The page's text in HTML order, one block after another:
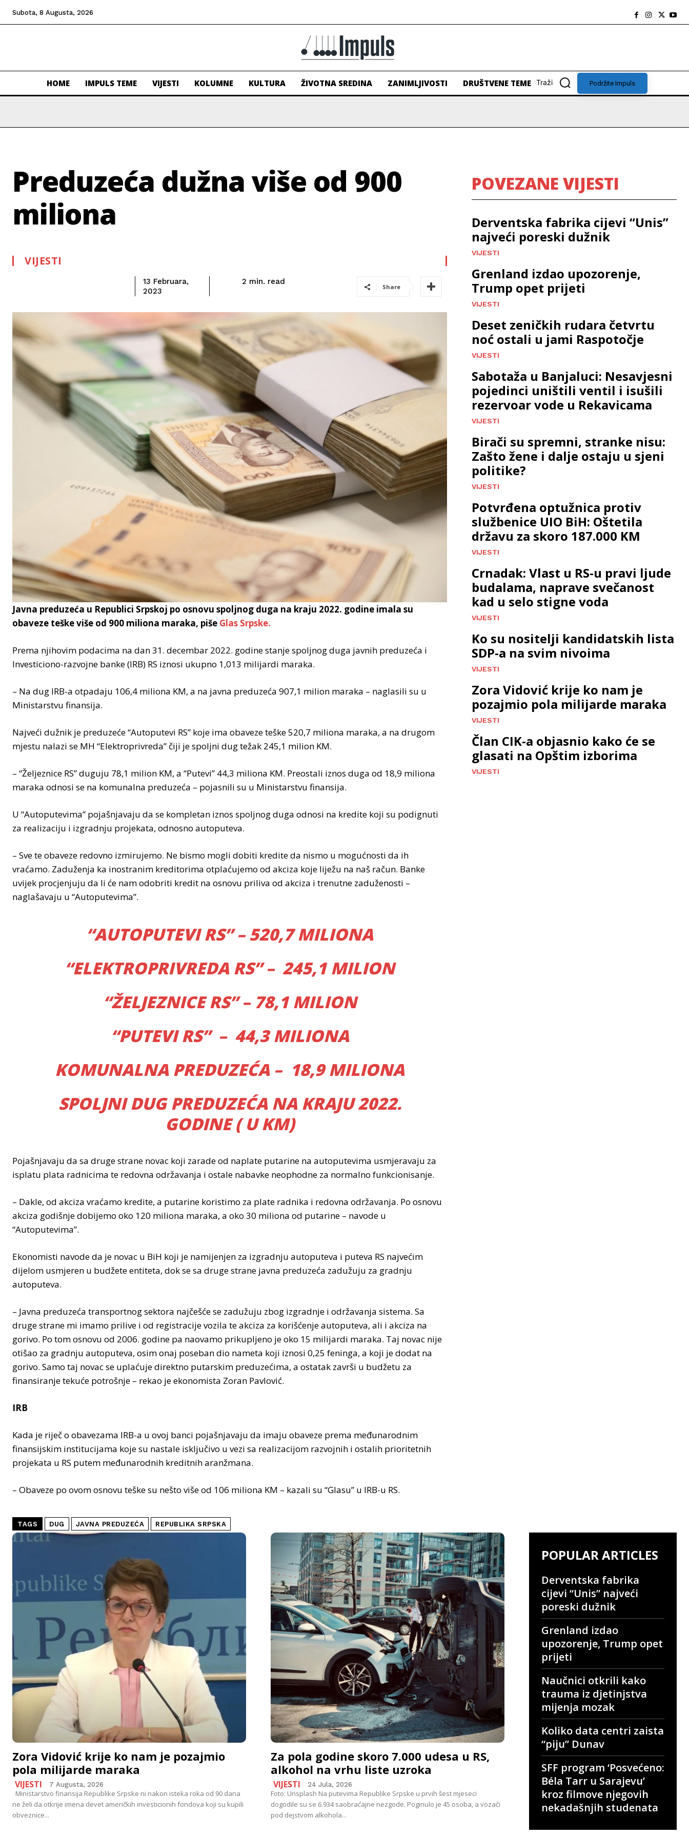
Subota, 8 Augusta, 2026
HOME IMPULS TEME VIJESTI KOLUMNE KULTURA ŽIVOTNA SREDINA ZANIMLJIVOSTI DRUŠTVENE TEME Traži Podržite Impuls
Preduzeća dužna više od 900
miliona
VIJESTI
13 Februara,
2023
2 min. read
Share
Javna preduzeća u Republici Srpskoj po osnovu spoljnog duga na kraju 2022. godine imala su
obaveze teške više od 900 miliona maraka, piše Glas Srpske.
Prema njihovim podacima na dan 31. decembar 2022. godine stanje spoljnog duga javnih preduzeća i
Investiciono-razvojne banke (IRB) RS iznosi ukupno 1,013 milijardi maraka.
– Na dug IRB-a otpadaju 106,4 miliona KM, a na javna preduzeća 907,1 milion maraka – naglasili su u
Ministarstvu finansija.
Najveći dužnik je preduzeće “Autoputevi RS” koje ima obaveze teške 520,7 miliona maraka, a na drugom
mjestu nalazi se MH “Elektroprivreda” čiji je spoljni dug težak 245,1 milion KM.
– “Željeznice RS” duguju 78,1 milion KM, a “Putevi” 44,3 miliona KM. Preostali iznos duga od 18,9 miliona
maraka odnosi se na komunalna preduzeća – pojasnili su u Ministarstvu finansija.
U “Autoputevima” pojašnjavaju da se kompletan iznos spoljnog duga odnosi na kredite koji su podignuti
za realizaciju i izgradnju projekata, odnosno autoputeva.
– Sve te obaveze redovno izmirujemo. Ne bismo mogli dobiti kredite da nismo u mogućnosti da ih
vraćamo. Zaduženja ka inostranim kreditorima otplaćujemo od akciza koje liježu na naš račun. Banke
uvijek procjenjuju da li će nam odobriti kredit na osnovu priliva od akciza i trenutne zaduženosti –
naglašavaju u “Autoputevima”.
“AUTOPUTEVI RS” – 520,7 MILIONA
“ELEKTROPRIVREDA RS” – 245,1 MILION
“ŽELJEZNICE RS” – 78,1 MILION
“PUTEVI RS” – 44,3 MILIONA
KOMUNALNA PREDUZEĆA – 18,9 MILIONA
SPOLJNI DUG PREDUZEĆA NA KRAJU 2022.
GODINE ( U KM)
Pojašnjavaju da sa druge strane novac koji zarade od naplate putarine na autoputevima usmjeravaju za
isplatu plata radnicima te redovna održavanja i ostale nabavke neophodne za normalno funkcionisanje.
– Dakle, od akciza vraćamo kredite, a putarine koristimo za plate radnika i redovna održavanja. Po osnovu
akciza godišnje dobijemo oko 120 miliona maraka, a oko 30 miliona od putarine – navode u
“Autoputevima”.
Ekonomisti navode da je novac u BiH koji je namijenjen za izgradnju autoputeva i puteva RS najvećim
dijelom usmjeren u budžete entiteta, dok se sa druge strane javna preduzeća zadužuju za gradnju
autoputeva.
– Javna preduzeća transportnog sektora najčešće se zadužuju zbog izgradnje i održavanja sistema. Sa
druge strane mi imamo prilive i od registracije vozila te akciza za korišćenje autoputeva, ali i akciza na
gorivo. Po tom osnovu od 2006. godine pa naovamo prikupljeno je oko 15 milijardi maraka. Taj novac nije
otišao za gradnju autoputeva, osim onaj poseban dio nameta koji iznosi 0,25 feninga, a koji je dodat na
gorivo. Samo taj novac se uplaćuje direktno putarskim preduzećima, a ostatak završi u budžetu za
finansiranje tekuće potrošnje – rekao je ekonomista Zoran Pavlović.
IRB
Kada je riječ o obavezama IRB-a u ovoj banci pojašnjavaju da imaju obaveze prema međunarodnim
finansijskim institucijama koje su nastale isključivo u vezi sa realizacijom razvojnih i ostalih prioritetnih
projekata u RS putem međunarodnih kreditnih aranžmana.
– Obaveze po ovom osnovu teške su nešto više od 106 miliona KM – kazali su “Glasu” u IRB-u RS.
TAGS DUG JAVNA PREDUZEĆA REPUBLIKA SRPSKA
POVEZANE VIJESTI
Derventska fabrika cijevi “Unis”
najveći poreski dužnik
VIJESTI
Grenland izdao upozorenje,
Trump opet prijeti
VIJESTI
Deset zeničkih rudara četvrtu
noć ostali u jami Raspotočje
VIJESTI
Sabotaža u Banjaluci: Nesavjesni
pojedinci uništili ventil i isušili
rezervoar vode u Rekavicama
VIJESTI
Birači su spremni, stranke nisu:
Zašto žene i dalje ostaju u sjeni
politike?
VIJESTI
Potvrđena optužnica protiv
službenice UIO BiH: Oštetila
državu za skoro 187.000 KM
VIJESTI
Crnadak: Vlast u RS-u pravi ljude
budalama, naprave svečanost
kad u selo stigne voda
VIJESTI
Ko su nositelji kandidatskih lista
SDP-a na svim nivoima
VIJESTI
Zora Vidović krije ko nam je
pozajmio pola milijarde maraka
VIJESTI
Član CIK-a objasnio kako će se
glasati na Opštim izborima
VIJESTI
Zora Vidović krije ko nam je pozajmio
pola milijarde maraka
VIJESTI 7 Augusta, 2026
Ministarstvo finansija Republike Srpske ni nakon isteka roka od 90 dana
ne želi da otkrije imena devet američkih investicionih fondova koji su kupili
obveznice...
Za pola godine skoro 7.000 udesa u RS,
alkohol na vrhu liste uzroka
VIJESTI 24 Jula, 2026
Foto: Unsplash Na putevima Republike Srpske u prvih šest mjeseci
dogodile su se 6.934 saobraćajne nezgode. Poginulo je 45 osoba, a vozači
pod dejstvom alkohola...
POPULAR ARTICLES
Derventska fabrika
cijevi “Unis” najveći
poreski dužnik
Grenland izdao
upozorenje, Trump opet
prijeti
Naučnici otkrili kako
trauma iz djetinjstva
mijenja mozak
Koliko data centri zaista
“piju” Dunav
SFF program ‘Posvećeno:
Béla Tarr u Sarajevu’
kroz filmove njegovih
nekadašnjih studenata